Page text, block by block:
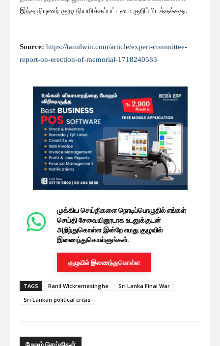
இந்த நிபுணர் குழு நியமிக்கப்பட்டமை குறிப்பிடத்தக்கது.
Source: https://tamilwin.com/article/expert-committee-
report-on-erection-of-memorial-1718240583
முக்கிய செய்திகளை நொடிப்பொழுதில் எங்கள்
செய்தி சேவையினூடாக உடனுக்குடன்
அறிந்துகொள்ள இன்றே எமது குழுவில்
இணைந்துகொள்ளுங்கள்.
குழுவில் இணைந்துகொள்ள
TAGS Ranil Wickremesinghe
Sri Lanka Final War
Sri Lankan political crisis